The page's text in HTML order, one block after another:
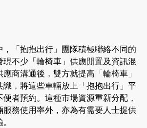
「抱抱出行」團隊積極聯絡不同的
不少「輪椅車」供應閒置及資訊混
商溝通後，雙方就提高「輪椅車」
，將這些車輛放上「抱抱出行」平
者預約。這種市場資源重新分配，
務使用率外，亦為有需要人士提供